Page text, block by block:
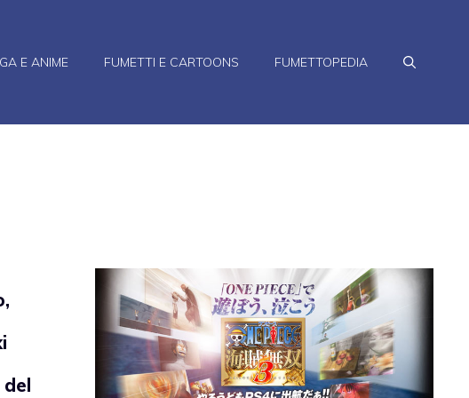
E ANIME FUMETTI E CARTOONS FUMETTOPEDIA